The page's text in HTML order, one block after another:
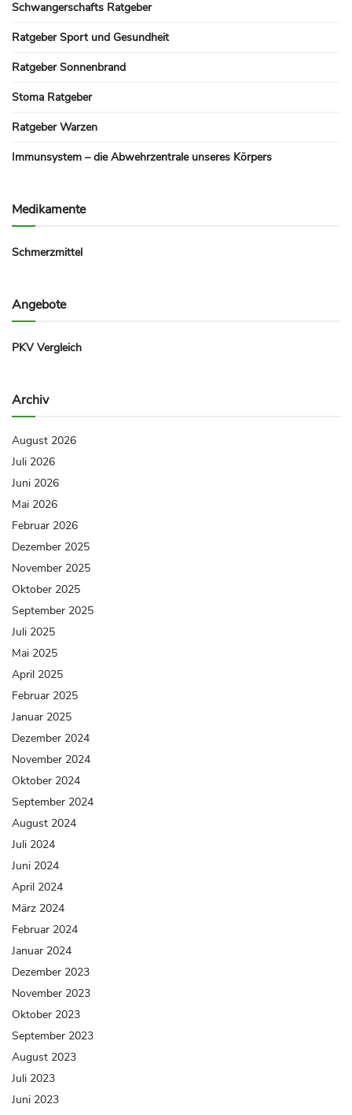
Schwangerschafts Ratgeber
Ratgeber Sport und Gesundheit
Ratgeber Sonnenbrand
Stoma Ratgeber
Ratgeber Warzen
Immunsystem – die Abwehrzentrale unseres Körpers
Medikamente
Schmerzmittel
Angebote
PKV Vergleich
Archiv
August 2026
Juli 2026
Juni 2026
Mai 2026
Februar 2026
Dezember 2025
November 2025
Oktober 2025
September 2025
Juli 2025
Mai 2025
April 2025
Februar 2025
Januar 2025
Dezember 2024
November 2024
Oktober 2024
September 2024
August 2024
Juli 2024
Juni 2024
April 2024
März 2024
Februar 2024
Januar 2024
Dezember 2023
November 2023
Oktober 2023
September 2023
August 2023
Juli 2023
Juni 2023